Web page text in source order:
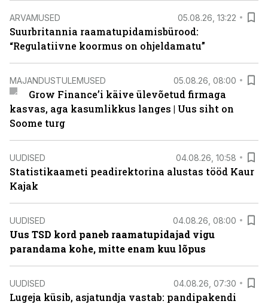
ARVAMUSED 05.08.26, 13:22
Suurbritannia raamatupidamisbürood:
“Regulatiivne koormus on ohjeldamatu”
MAJANDUSTULEMUSED 05.08.26, 08:00
Grow Finance’i käive ülevõetud firmaga
kasvas, aga kasumlikkus langes | Uus siht on
Soome turg
UUDISED 04.08.26, 10:58
Statistikaameti peadirektorina alustas tööd Kaur
Kajak
UUDISED 04.08.26, 08:00
Uus TSD kord paneb raamatupidajad vigu
parandama kohe, mitte enam kuu lõpus
UUDISED 04.08.26, 07:30
Lugeja küsib, asjatundja vastab: pandipakendi